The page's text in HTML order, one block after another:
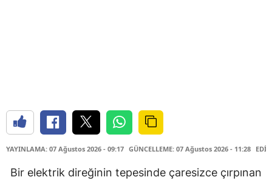
YAYINLAMA: 07 Ağustos 2026 - 09:17 GÜNCELLEME: 07 Ağustos 2026 - 11:28
Bir elektrik direğinin tepesinde çaresizce çırpınan